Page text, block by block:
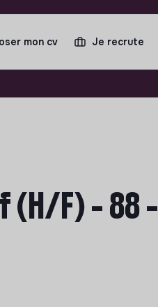
mon cv Je recrute
F) - 88 -